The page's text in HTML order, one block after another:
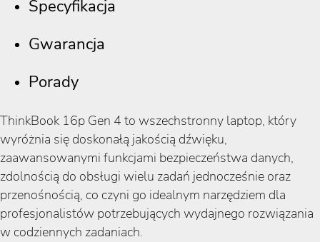
Specyfikacja
Gwarancja
Porady
ThinkBook 16p Gen 4 to wszechstronny laptop, który
wyróżnia się doskonałą jakością dźwięku,
zaawansowanymi funkcjami bezpieczeństwa danych,
zdolnością do obsługi wielu zadań jednocześnie oraz
przenośnością, co czyni go idealnym narzędziem dla
profesjonalistów potrzebujących wydajnego rozwiązania
w codziennych zadaniach.